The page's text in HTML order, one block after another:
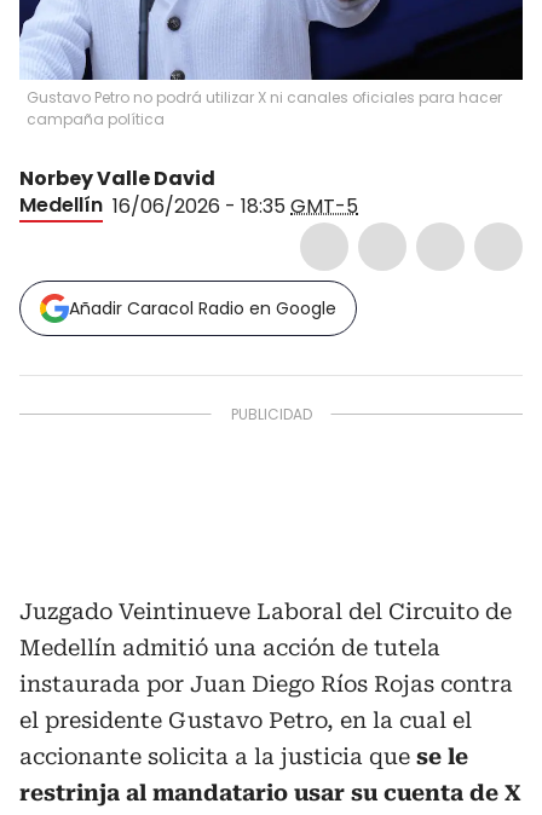
Gustavo Petro no podrá utilizar X ni canales oficiales para hacer
campaña política
Norbey Valle David
Medellín 16/06/2026 - 18:35GMT-5
Añadir Caracol Radio en Google
Juzgado Veintinueve Laboral del Circuito de
Medellín admitió una acción de tutela
instaurada por Juan Diego Ríos Rojas contra
el presidente Gustavo Petro, en la cual el
accionante solicita a la justicia que se le
restrinja al mandatario usar su cuenta de X